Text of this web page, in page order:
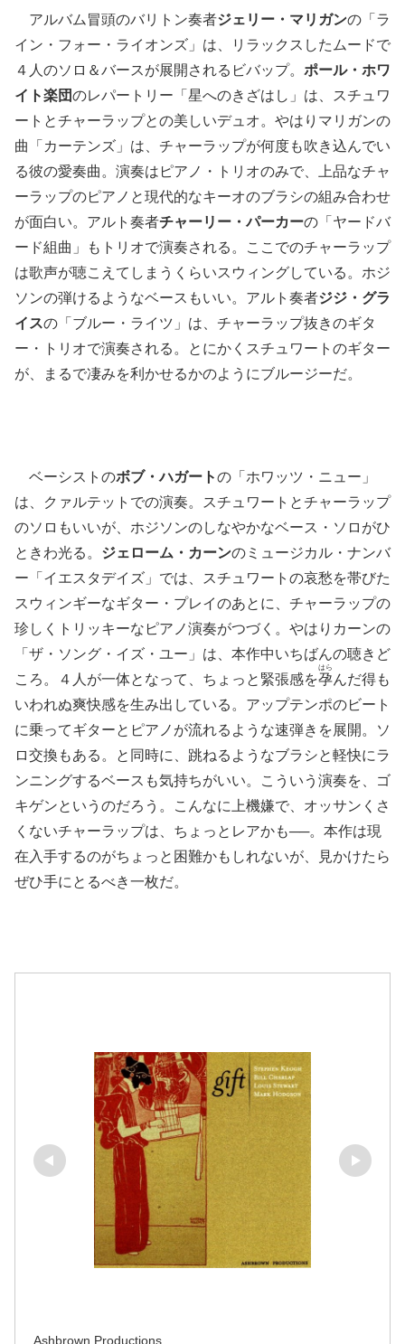
アルバム冒頭のバリトン奏者ジェリー・マリガンの「ラ
イン・フォー・ライオンズ」は、リラックスしたムードで
４人のソロ＆バースが展開されるビバップ。 ポール・ホワ
イト楽団のレパートリー「星へのきざはし」は、スチュワ
ートとチャーラップとの美しいデュオ。やはりマリガンの
曲「カーテンズ」は、チャーラップが何度も吹き込んでい
る彼の愛奏曲。演奏はピアノ・トリオのみで、上品なチャ
ーラップのピアノと現代的なキーオのブラシの組み合わせ
が面白い。アルト奏者チャーリー・パーカーの「ヤードバ
ード組曲」もトリオで演奏される。ここでのチャーラップ
は歌声が聴こえてしまうくらいスウィングしている。ホジ
ソンの弾けるようなベースもいい。アルト奏者ジジ・グラ
イスの「ブルー・ライツ」は、チャーラップ抜きのギタ
ー・トリオで演奏される。とにかくスチュワートのギター
が、まるで凄みを利かせるかのようにブルージーだ。
ベーシストのボブ・ハガートの「ホワッツ・ニュー」
は、クァルテットでの演奏。スチュワートとチャーラップ
のソロもいいが、ホジソンのしなやかなベース・ソロがひ
ときわ光る。 ジェローム・カーンのミュージカル・ナンバ
ー「イエスタデイズ」では、スチュワートの哀愁を帯びた
スウィンギーなギター・プレイのあとに、チャーラップの
珍しくトリッキーなピアノ演奏がつづく。やはりカーンの
「ザ・ソング・イズ・ユー」は、本作中いちばんの聴きど
ころ。４人が一体となって、ちょっと緊張感を孕
はら
んだ得も
いわれぬ爽快感を生み出している。アップテンポのビート
に乗ってギターとピアノが流れるような速弾きを展開。ソ
ロ交換もある。と同時に、跳ねるようなブラシと軽快にラ
ンニングするベースも気持ちがいい。こういう演奏を、ゴ
キゲンというのだろう。こんなに上機嫌で、オッサンくさ
くないチャーラップは、ちょっとレアかも──。本作は現
在入手するのがちょっと困難かもしれないが、見かけたら
ぜひ手にとるべき一枚だ。
Ashbrown Productions